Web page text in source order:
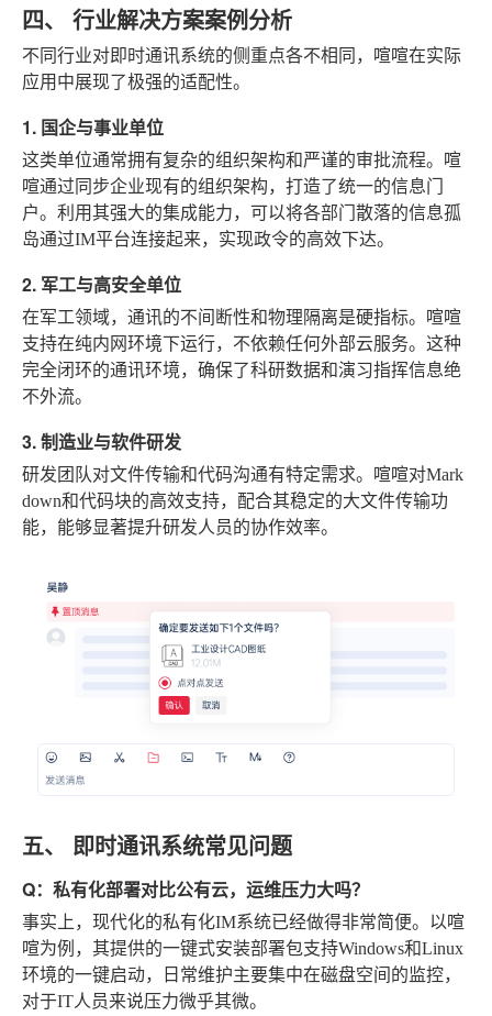
四、 行业解决方案案例分析
不同行业对即时通讯系统的侧重点各不相同，喧喧在实际
应用中展现了极强的适配性。
1. 国企与事业单位
这类单位通常拥有复杂的组织架构和严谨的审批流程。喧
喧通过同步企业现有的组织架构，打造了统一的信息门
户。利用其强大的集成能力，可以将各部门散落的信息孤
岛通过IM平台连接起来，实现政令的高效下达。
2. 军工与高安全单位
在军工领域，通讯的不间断性和物理隔离是硬指标。喧喧
支持在纯内网环境下运行，不依赖任何外部云服务。这种
完全闭环的通讯环境，确保了科研数据和演习指挥信息绝
不外流。
3. 制造业与软件研发
研发团队对文件传输和代码沟通有特定需求。喧喧对Mark
down和代码块的高效支持，配合其稳定的大文件传输功
能，能够显著提升研发人员的协作效率。
五、 即时通讯系统常见问题
Q：私有化部署对比公有云，运维压力大吗？
事实上，现代化的私有化IM系统已经做得非常简便。以喧
喧为例，其提供的一键式安装部署包支持Windows和Linux
环境的一键启动，日常维护主要集中在磁盘空间的监控，
对于IT人员来说压力微乎其微。